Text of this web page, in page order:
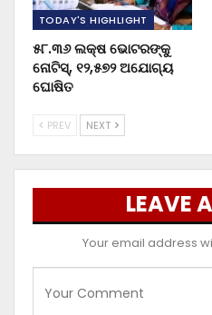
TODAY'S HIGHLIGHT
୫୮.୩୬ ଲକ୍ଷ ଭୋଟରଙ୍କୁ
ନୋଟିସ୍‌, ୧୨,୫୭୨ ଅଯୋଗ୍ୟ
ଘୋଷିତ
PREV NEXT
LEAVE
Your email address